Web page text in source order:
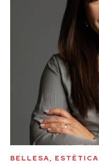
BELLESA,